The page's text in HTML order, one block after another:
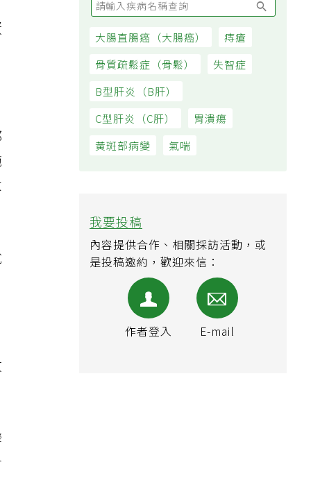
大腸直腸癌（大腸癌） 痔瘡
骨質疏鬆症（骨鬆） 失智症
B型肝炎（B肝）
C型肝炎（C肝）
胃潰瘍
黃斑部病變
氣喘
我要投稿
內容提供合作、相關採訪活動，或